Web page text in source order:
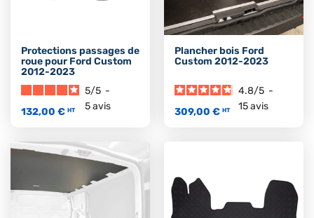
Protections passages de
roue pour Ford Custom
2012-2023
5/5 -
5avis
132,00 € HT
Plancher bois Ford
Custom 2012-2023
4.8/5 -
15avis
309,00 € HT